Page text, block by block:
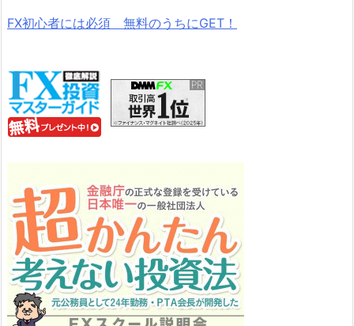
FX初心者には必須 無料のうちにGET！